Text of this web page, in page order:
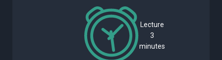
Lecture
3
minutes